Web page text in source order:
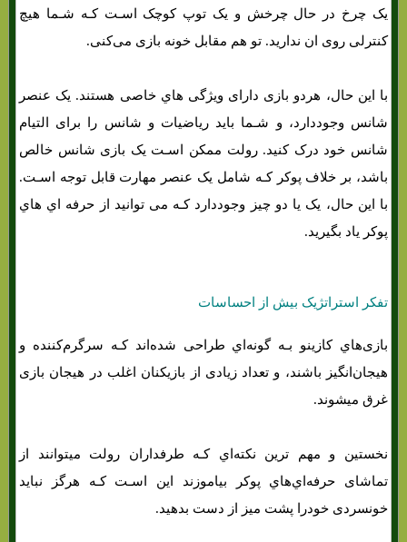
یک چرخ در حال چرخش و یک توپ کوچک اسـت کـه شـما هیچ
کنترلی روی ان ندارید. تو هم مقابل خونه بازی می‌کنی.
با این حال، هردو بازی دارای ویژگی هاي‌ خاصی هستند. یک عنصر
شانس وجوددارد، و شـما باید ریاضیات و شانس را برای التیام
شانس خود درک کنید. رولت ممکن اسـت یک بازی شانس خالص
باشد، بر خلاف پوکر کـه شامل یک عنصر مهارت قابل توجه اسـت.
با این حال، یک یا دو چیز وجوددارد کـه می توانید از حرفه اي هاي‌
پوکر یاد بگیرید.
تفکر استراتژیک بیش از احساسات
بازی‌هاي‌ کازینو بـه گونه‌اي طراحی شده‌اند کـه سرگرم‌کننده و
هیجان‌انگیز باشند، و تعداد زیادی از بازیکنان اغلب در هیجان بازی
غرق میشوند.
نخستین و مهم ترین نکته‌اي کـه طرفداران رولت میتوانند از
تماشای حرفه‌اي‌هاي‌ پوکر بیاموزند این اسـت کـه هرگز نباید
خونسردی خودرا پشت میز از دست بدهید.